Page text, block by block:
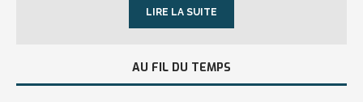
LIRE LA SUITE
AU FIL DU TEMPS